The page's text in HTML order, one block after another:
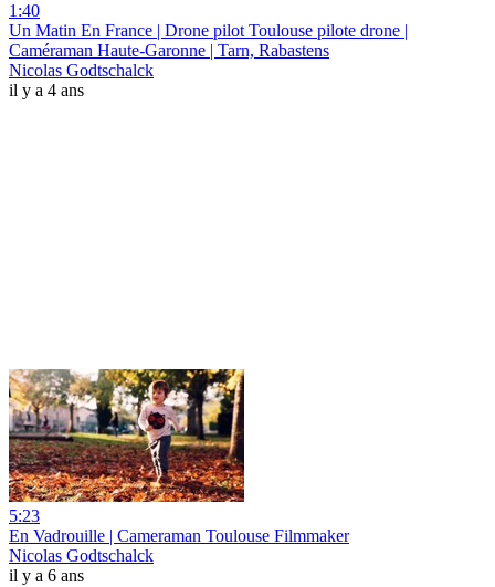
1:40
Un Matin En France | Drone pilot Toulouse pilote drone |
Caméraman Haute-Garonne | Tarn, Rabastens
Nicolas Godtschalck
il y a 4 ans
5:23
En Vadrouille | Cameraman Toulouse Filmmaker
Nicolas Godtschalck
il y a 6 ans